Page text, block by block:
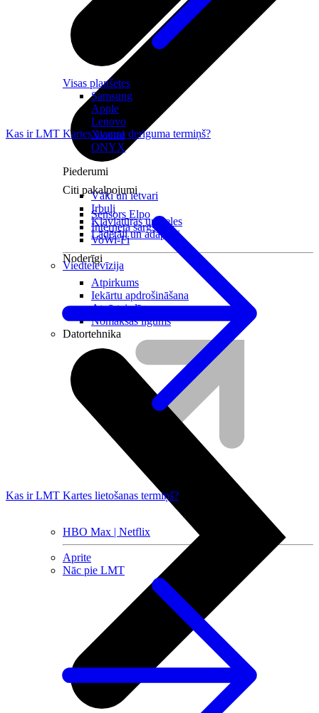
Citi pakalpojumi
Sensors Elpo
Interneta sargs
VoWi-Fi
Viedtelevīzija
HBO Max | Netflix
Aprite
Nāc pie LMT
Visas planšetes
Samsung
Apple
Lenovo
Xiaomi
ONYX
Piederumi
Vāki un ietvari
Irbuļi
Klaviatūras un peles
Lādētāji un adapteri
Noderīgi
Atpirkums
Iekārtu apdrošināšana
Atvērtais līgums
Nomaksas līgums
Datortehnika
Kas ir LMT Kartes avansa derīguma termiņš?
Kas ir LMT Kartes lietošanas termiņš?